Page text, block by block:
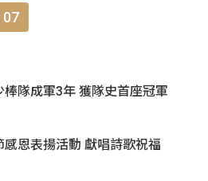
07
棒隊成軍3年 獲隊史首座冠軍
感恩表揚活動 獻唱詩歌祝福